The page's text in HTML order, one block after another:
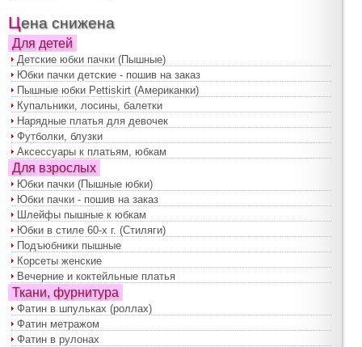
Цена снижена
Для детей
Детские юбки пачки (Пышные)
Юбки пачки детские - пошив на заказ
Пышные юбки Pettiskirt (Американки)
Купальники, лосины, балетки
Нарядные платья для девочек
Футболки, блузки
Аксессуары к платьям, юбкам
Для взрослых
Юбки пачки (Пышные юбки)
Юбки пачки - пошив на заказ
Шлейфы пышные к юбкам
Юбки в стиле 60-х г. (Стиляги)
Подъюбники пышные
Корсеты женские
Вечерние и коктейльные платья
Ткани, фурнитура
Фатин в шпульках (роллах)
Фатин метражом
Фатин в рулонах